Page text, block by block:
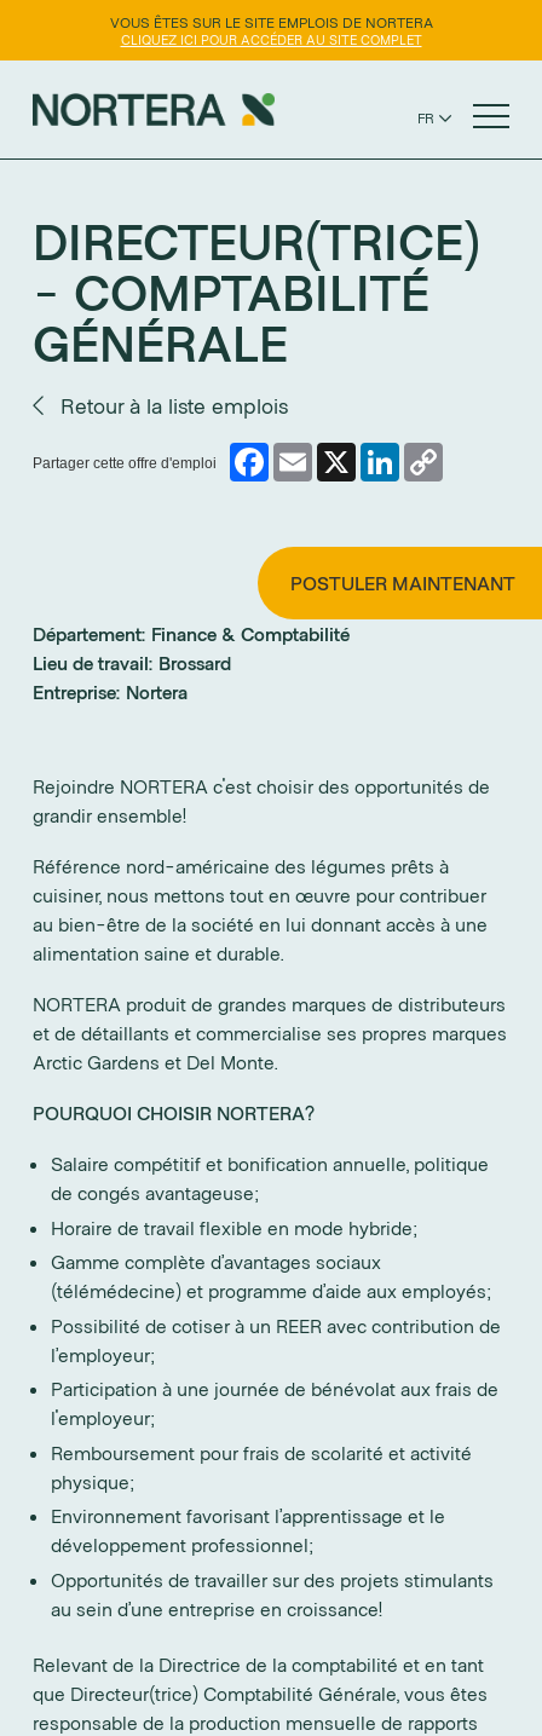
VOUS ÊTES SUR LE SITE EMPLOIS DE NORTERA
CLIQUEZ ICI POUR ACCÉDER AU SITE COMPLET
FR
EN
DIRECTEUR(TRICE)
- COMPTABILITÉ
GÉNÉRALE
Retour à la liste emplois
Partager cette offre d'emploi
Facebook Email LinkedIn
POSTULER MAINTENANT
Département: Finance & Comptabilité
Lieu de travail: Brossard
Entreprise: Nortera
Rejoindre NORTERA c'est choisir des opportunités de
grandir ensemble!
Référence nord-américaine des légumes prêts à
cuisiner, nous mettons tout en œuvre pour contribuer
au bien-être de la société en lui donnant accès à une
alimentation saine et durable.
NORTERA produit de grandes marques de distributeurs
et de détaillants et commercialise ses propres marques
Arctic Gardens et Del Monte.
POURQUOI CHOISIR NORTERA?
Salaire compétitif et bonification annuelle, politique
de congés avantageuse;
Horaire de travail flexible en mode hybride;
Gamme complète d’avantages sociaux
(télémédecine) et programme d’aide aux employés;
Possibilité de cotiser à un REER avec contribution de
l’employeur;
Participation à une journée de bénévolat aux frais de
l'employeur;
Remboursement pour frais de scolarité et activité
physique;
Environnement favorisant l’apprentissage et le
développement professionnel;
Opportunités de travailler sur des projets stimulants
au sein d’une entreprise en croissance!
Relevant de la Directrice de la comptabilité et en tant
que Directeur(trice) Comptabilité Générale, vous êtes
responsable de la production mensuelle de rapports